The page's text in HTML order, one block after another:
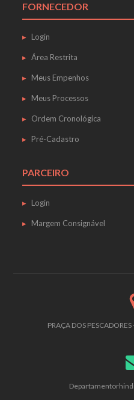
FORNECEDOR
Login
Área Restrita
Meus Empenhos
Meus Processos
Ordem Cronológica
Pré-Cadastro
PARCEIRO
Login
Margem Consignável
PRAÇA DOS